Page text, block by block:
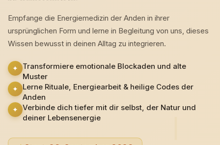
Empfange die Energiemedizin der Anden in ihrer
ursprünglichen Form und lerne in Begleitung von uns, dieses
Wissen bewusst in deinen Alltag zu integrieren.
✦
Transformiere emotionale Blockaden und alte
Muster
✦
Lerne Rituale, Energiearbeit & heilige Codes der
Anden
✦ Verbinde dich tiefer mit dir selbst, der Natur und
deiner Lebensenergie